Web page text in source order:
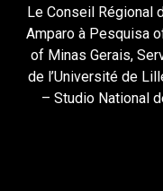
Le Conseil Régional
Amparo à Pesquisa
of Minas Gerais,
de l’Université de
– Studio National